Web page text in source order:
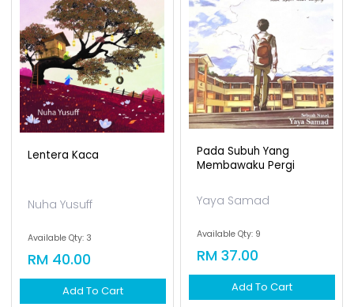
Lentera Kaca
Nuha Yusuff
Available Qty: 3
RM 40.00
Add To Cart
Pada Subuh Yang
Membawaku Pergi
Yaya Samad
Available Qty: 9
RM 37.00
Add To Cart